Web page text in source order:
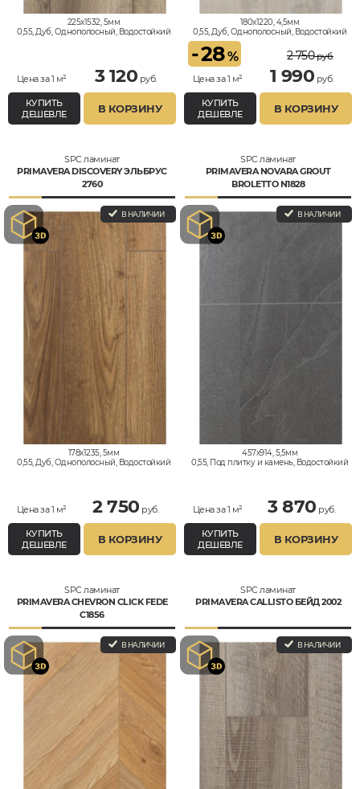
225x1532, 5мм
0,55, Дуб, Однополосный, Водостойкий
Цена за 1 м² 3 120 руб.
КУПИТЬ
ДЕШЕВЛЕ
В КОРЗИНУ
180x1220, 4,5мм
0,55, Дуб, Однополосный, Водостойкий
-28%
Цена за 1 м²
2 750руб.
1 990 руб.
КУПИТЬ
ДЕШЕВЛЕ
В КОРЗИНУ
SPC ламинат
PRIMAVERA DISCOVERY ЭЛЬБРУС
2760
В НАЛИЧИИ
178x1235, 5мм
0,55, Дуб, Однополосный, Водостойкий
Цена за 1 м² 2 750 руб.
КУПИТЬ
ДЕШЕВЛЕ
В КОРЗИНУ
SPC ламинат
PRIMAVERA NOVARA GROUT
BROLETTO N1828
В НАЛИЧИИ
457x914, 5,5мм
0,55, Под плитку и камень, Водостойкий
Цена за 1 м² 3 870 руб.
КУПИТЬ
ДЕШЕВЛЕ
В КОРЗИНУ
SPC ламинат
PRIMAVERA CHEVRON CLICK FEDE
C1856
В НАЛИЧИИ
SPC ламинат
PRIMAVERA CALLISTO БЕЙД 2002
В НАЛИЧИИ